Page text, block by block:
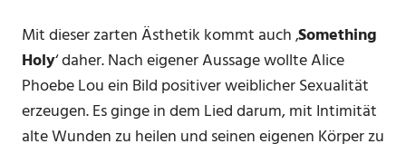
Mit dieser zarten Ästhetik kommt auch ‚Something
Holy‘ daher. Nach eigener Aussage wollte Alice
Phoebe Lou ein Bild positiver weiblicher Sexualität
erzeugen. Es ginge in dem Lied darum, mit Intimität
alte Wunden zu heilen und seinen eigenen Körper zu